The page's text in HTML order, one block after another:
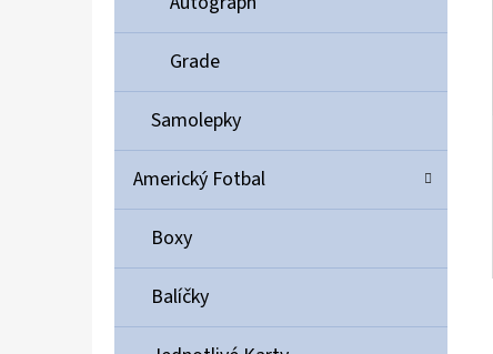
Grade
Samolepky
Americký Fotbal
Boxy
Balíčky